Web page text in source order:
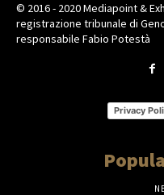
© 2016 - 2020 Mediapoint &
registrazione tribunale di
responsabile Fabio Potestà
Privacy